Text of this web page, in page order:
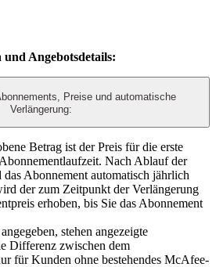
Angebotsdetails:
Preise und automatische
Verlängerung:
Betrag ist der Preis für die erste
Nach Ablauf der
Abonnement automatisch jährlich
der zum Zeitpunkt der Verlängerung
erhoben, bis Sie das Abonnement
stehen angezeigte
Differenz zwischen dem
für Kunden ohne bestehendes McAfee-